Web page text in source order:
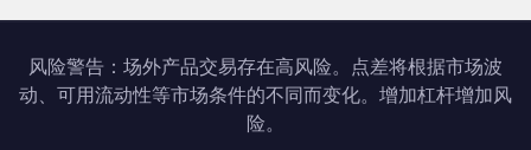
风险警告：场外产品交易存在高风险。点差将根据市场波
动、可用流动性等市场条件的不同而变化。增加杠杆增加风
险。